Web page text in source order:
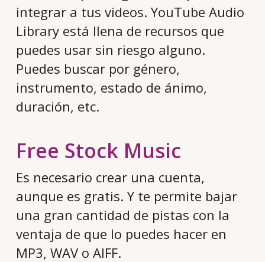
integrar a tus videos. YouTube Audio
Library está llena de recursos que
puedes usar sin riesgo alguno.
Puedes buscar por género,
instrumento, estado de ánimo,
duración, etc.
Free Stock Music
Es necesario crear una cuenta,
aunque es gratis. Y te permite bajar
una gran cantidad de pistas con la
ventaja de que lo puedes hacer en
MP3, WAV o AIFF.